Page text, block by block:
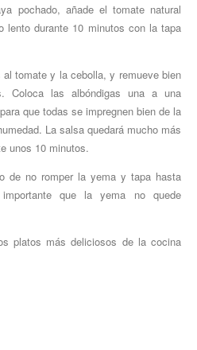
pochado, añade el tomate natural
lento durante 10 minutos con la tapa
al tomate y la cebolla, y remuevebien
Coloca las albóndigas una a una
que todas se impregnen bien de la
. La salsa quedará mucho más
unos 10 minutos.
de no romper la yema y tapa hasta
que la yema no quede
platos más deliciosos de la cocina